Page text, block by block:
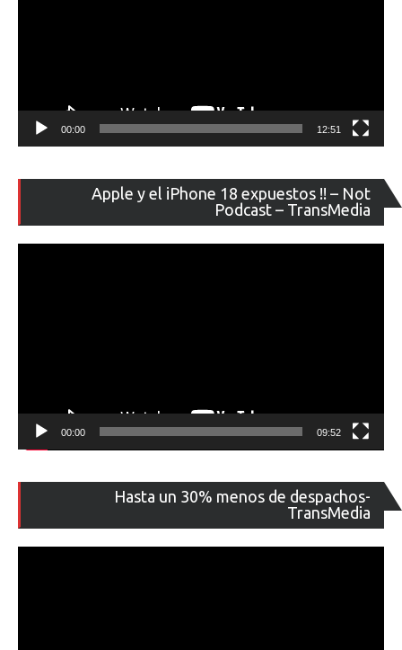
00:00 12:51
Apple y el iPhone 18 expuestos !! – Not
Podcast – TransMedia
de
00:00 09:52
Hasta un 30% menos de despachos-
TransMedia
de